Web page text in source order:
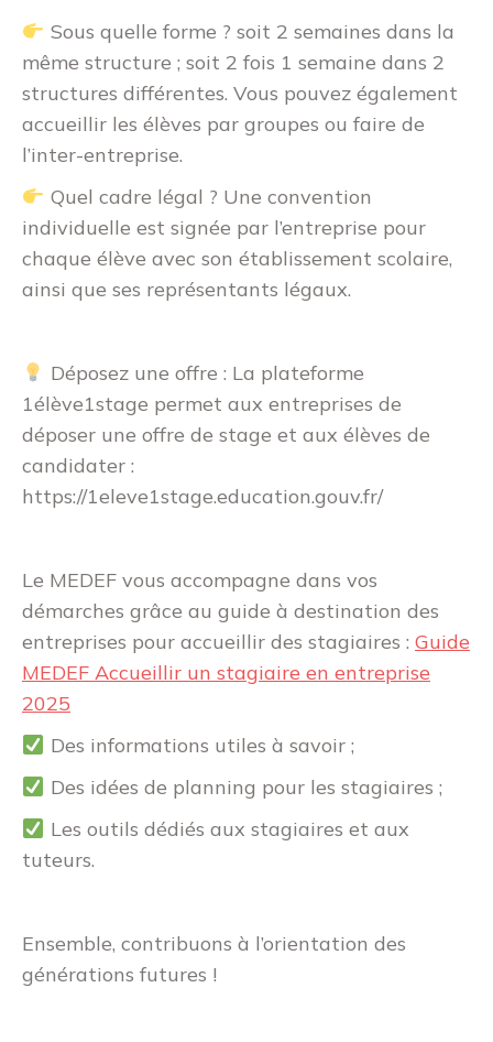
Sous quelle forme ? soit 2 semaines dans la
même structure ; soit 2 fois 1 semaine dans 2
structures différentes. Vous pouvez également
accueillir les élèves par groupes ou faire de
l’inter-entreprise.
Quel cadre légal ? Une convention
individuelle est signée par l’entreprise pour
chaque élève avec son établissement scolaire,
ainsi que ses représentants légaux.
Déposez une offre : La plateforme
1élève1stage permet aux entreprises de
déposer une offre de stage et aux élèves de
candidater :
https://1eleve1stage.education.gouv.fr/
Le MEDEF vous accompagne dans vos
démarches grâce au guide à destination des
entreprises pour accueillir des stagiaires : Guide
MEDEF Accueillir un stagiaire en entreprise
2025
Des informations utiles à savoir ;
Des idées de planning pour les stagiaires ;
Les outils dédiés aux stagiaires et aux
tuteurs.
Ensemble, contribuons à l’orientation des
générations futures !